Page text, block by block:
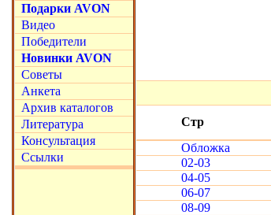
Подарки AVON
Видео
Победители
Новинки AVON
Советы
Анкета
Архив каталогов
Литература
Консультация
Ссылки
Стр
Обложка
02-03
04-05
06-07
08-09